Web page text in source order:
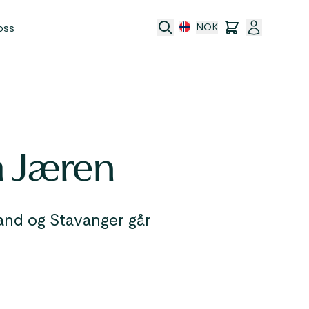
NOK
Jæren
og Stavanger går